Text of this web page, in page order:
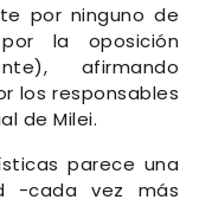
por ninguno de
la oposición
afirmando
los responsables
de Milei.
parece una
-cada vez más